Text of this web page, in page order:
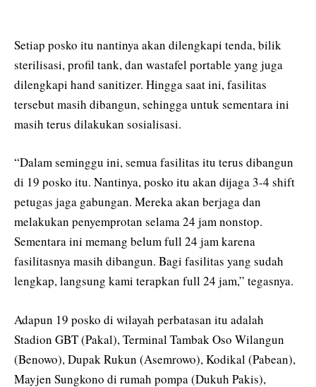
Setiap posko itu nantinya akan dilengkapi tenda, bilik
sterilisasi, profil tank, dan wastafel portable yang juga
dilengkapi hand sanitizer. Hingga saat ini, fasilitas
tersebut masih dibangun, sehingga untuk sementara ini
masih terus dilakukan sosialisasi.
“Dalam seminggu ini, semua fasilitas itu terus dibangun
di 19 posko itu. Nantinya, posko itu akan dijaga 3-4 shift
petugas jaga gabungan. Mereka akan berjaga dan
melakukan penyemprotan selama 24 jam nonstop.
Sementara ini memang belum full 24 jam karena
fasilitasnya masih dibangun. Bagi fasilitas yang sudah
lengkap, langsung kami terapkan full 24 jam,” tegasnya.
Adapun 19 posko di wilayah perbatasan itu adalah
Stadion GBT (Pakal), Terminal Tambak Oso Wilangun
(Benowo), Dupak Rukun (Asemrowo), Kodikal (Pabean),
Mayjen Sungkono di rumah pompa (Dukuh Pakis),